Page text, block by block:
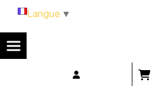
Langue ▼